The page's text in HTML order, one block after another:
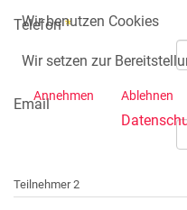
Telefon*
Email
Teilnehmer 2
Wir benutzen Cookies
Wir setzen zur
Annehmen Ablehnen